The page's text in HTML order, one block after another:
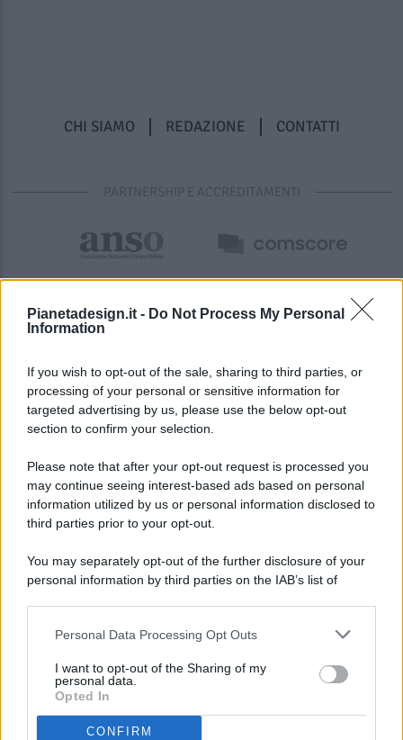
Pianetadesign.it - Do Not Process My Personal
Information
If you wish to opt-out of the sale, sharing to third parties, or
processing of your personal or sensitive information for
targeted advertising by us, please use the below opt-out
section to confirm your selection.
Please note that after your opt-out request is processed you
may continue seeing interest-based ads based on personal
information utilized by us or personal information disclosed to
third parties prior to your opt-out.
You may separately opt-out of the further disclosure of your
personal information by third parties on the IAB’s list of
This information may also be disclosed by us to third parties
disclose it to other third parties.
Personal Data Processing Opt Outs
I want to opt-out of the Sharing of my
personal data.
Opted In
CONFIRM
CHI SIAMO REDAZIONE CONTATTI
PARTNERSHIP E ACCREDITAMENTI
© 2026 - Pianeta Design - P.IVA 04827280654 - Testata
Registrata Al Tribunale Di Nocera Inferiore N. 8/2020 - RG N.
ISCRIZIONE AL ROC N. 35792 – ISCRITTA ALL’ANSO
(ASSOCIAZIONE NAZIONALE STAMPA ONLINE)
PREFERENZE PRIVACY